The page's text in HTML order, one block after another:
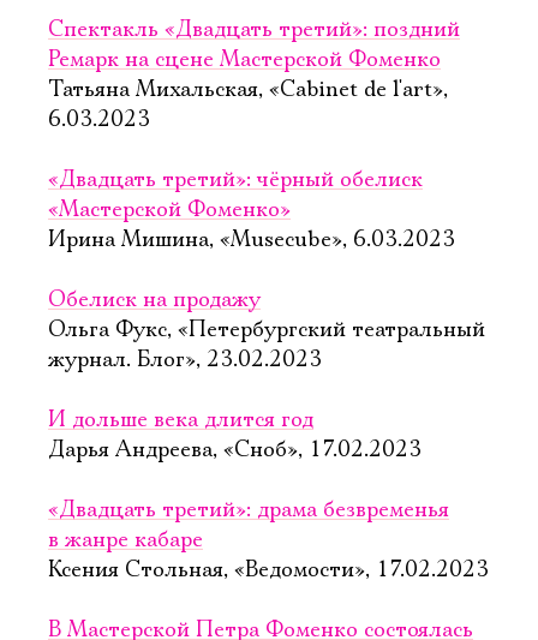
Спектакль «Двадцать третий»: поздний
Ремарк на сцене Мастерской Фоменко
Татьяна Михальская, «Cabinet de l'art»,
6.03.2023
«Двадцать третий»: чёрный обелиск
«Мастерской Фоменко»
Ирина Мишина, «Musecube», 6.03.2023
Обелиск на продажу
Ольга Фукс, «Петербургский театральный
журнал. Блог», 23.02.2023
И дольше века длится год
Дарья Андреева, «Сноб», 17.02.2023
«Двадцать третий»: драма безвременья
в жанре кабаре
Ксения Стольная, «Ведомости», 17.02.2023
В Мастерской Петра Фоменко состоялась